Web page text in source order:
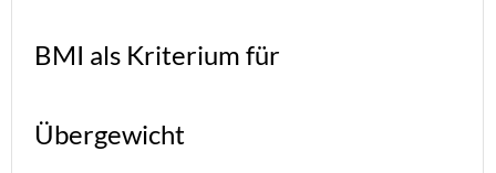
BMI als Kriterium für
Übergewicht